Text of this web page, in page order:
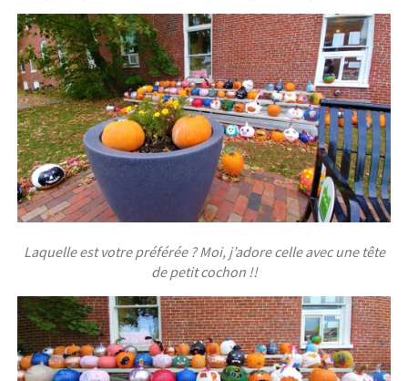
Laquelle est votre préférée ? Moi, j’adore celle avec une tête
de petit cochon !!